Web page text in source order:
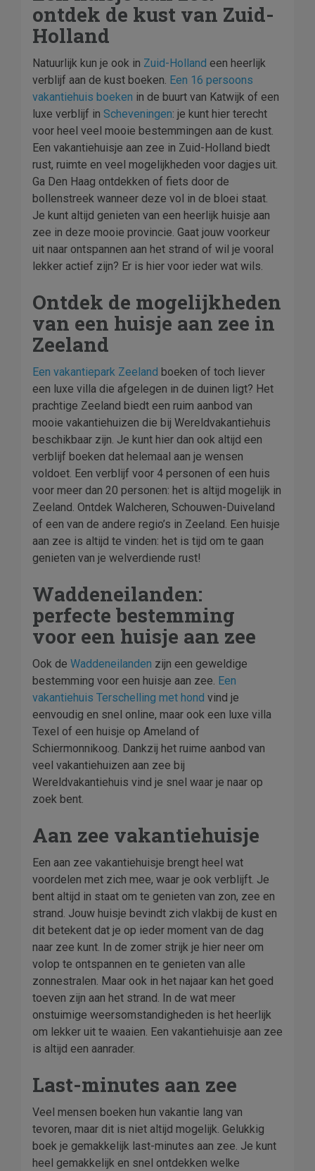
ontdek de kust van Zuid-
Holland
Natuurlijk kun je ook in Zuid-Holland een heerlijk
verblijf aan de kust boeken. Een 16 persoons
vakantiehuis boeken in de buurt van Katwijk of een
luxe verblijf in Scheveningen: je kunt hier terecht
voor heel veel mooie bestemmingen aan de kust.
Een vakantiehuisje aan zee in Zuid-Holland biedt
rust, ruimte en veel mogelijkheden voor dagjes uit.
Ga Den Haag ontdekken of fiets door de
bollenstreek wanneer deze vol in de bloei staat.
Je kunt altijd genieten van een heerlijk huisje aan
zee in deze mooie provincie. Gaat jouw voorkeur
uit naar ontspannen aan het strand of wil je vooral
lekker actief zijn? Er is hier voor ieder wat wils.
Ontdek de mogelijkheden
van een huisje aan zee in
Zeeland
Een vakantiepark Zeeland boeken of toch liever
een luxe villa die afgelegen in de duinen ligt? Het
prachtige Zeeland biedt een ruim aanbod van
mooie vakantiehuizen die bij Wereldvakantiehuis
beschikbaar zijn. Je kunt hier dan ook altijd een
verblijf boeken dat helemaal aan je wensen
voldoet. Een verblijf voor 4 personen of een huis
voor meer dan 20 personen: het is altijd mogelijk in
Zeeland. Ontdek Walcheren, Schouwen-Duiveland
of een van de andere regio’s in Zeeland. Een huisje
aan zee is altijd te vinden: het is tijd om te gaan
genieten van je welverdiende rust!
Waddeneilanden:
perfecte bestemming
voor een huisje aan zee
Ook de Waddeneilanden zijn een geweldige
bestemming voor een huisje aan zee. Een
vakantiehuis Terschelling met hond vind je
eenvoudig en snel online, maar ook een luxe villa
Texel of een huisje op Ameland of
Schiermonnikoog. Dankzij het ruime aanbod van
veel vakantiehuizen aan zee bij
Wereldvakantiehuis vind je snel waar je naar op
zoek bent.
Aan zee vakantiehuisje
Een aan zee vakantiehuisje brengt heel wat
voordelen met zich mee, waar je ook verblijft. Je
bent altijd in staat om te genieten van zon, zee en
strand. Jouw huisje bevindt zich vlakbij de kust en
dit betekent dat je op ieder moment van de dag
naar zee kunt. In de zomer strijk je hier neer om
volop te ontspannen en te genieten van alle
zonnestralen. Maar ook in het najaar kan het goed
toeven zijn aan het strand. In de wat meer
onstuimige weersomstandigheden is het heerlijk
om lekker uit te waaien. Een vakantiehuisje aan zee
is altijd een aanrader.
Last-minutes aan zee
Veel mensen boeken hun vakantie lang van
tevoren, maar dit is niet altijd mogelijk. Gelukkig
boek je gemakkelijk last-minutes aan zee. Je kunt
heel gemakkelijk en snel ontdekken welke